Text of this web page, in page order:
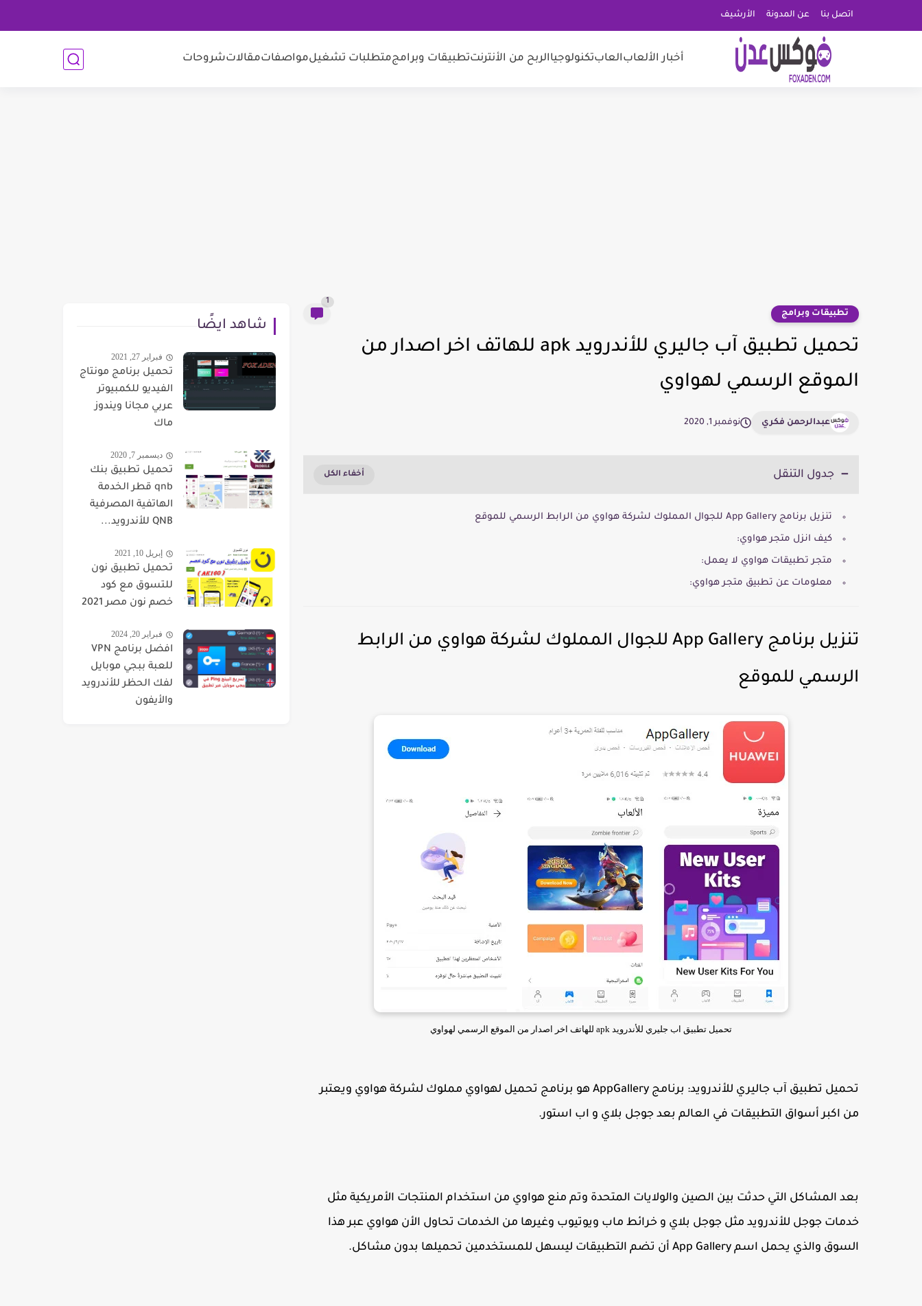
اتصل بنا عن المدونة الأرشيف
أخبار الألعابالعابتكنولوجياالربح من الأنترنتتطبيقات وبرامجمتطلبات تشغيلمواصفاتمقالاتشروحات
تطبيقات وبرامج
1
تحميل تطبيق آب جاليري للأندرويد apk للهاتف اخر اصدار من
الموقع الرسمي لهواوي
عبدالرحمن فكري نوفمبر 1, 2020
جدول التنقل
تنزيل برنامج App Gallery للجوال المملوك لشركة هواوي من الرابط الرسمي للموقع
كيف انزل متجر هواوي:
متجر تطبيقات هواوي لا يعمل:
معلومات عن تطبيق متجر هواوي:
تنزيل برنامج App Gallery للجوال المملوك لشركة هواوي من الرابط
الرسمي للموقع
تحميل تطبيق اب جليري للأندرويد apk للهاتف اخر اصدار من الموقع الرسمي لهواوي
تحميل تطبيق آب جاليري للأندرويد: برنامج AppGallery هو برنامج تحميل لهواوي مملوك لشركة هواوي ويعتبر
من اكبر أسواق التطبيقات في العالم بعد جوجل بلاي و اب استور.
بعد المشاكل التي حدثت بين الصين والولايات المتحدة وتم منع هواوي من استخدام المنتجات الأمريكية مثل
خدمات جوجل للأندرويد مثل جوجل بلاي و خرائط ماب ويوتيوب وغيرها من الخدمات تحاول الأن هواوي عبر هذا
السوق والذي يحمل اسم App Gallery أن تضم التطبيقات ليسهل للمستخدمين تحميلها بدون مشاكل.
شاهد ايضًا
فبراير 27, 2021
تحميل برنامج مونتاج
الفيديو للكمبيوتر
عربي مجانا ويندوز
ماك
ديسمبر 7, 2020
تحميل تطبيق بنك
qnb قطر الخدمة
الهاتفية المصرفية
QNB للأندرويد...
إبريل 10, 2021
تحميل تطبيق نون
للتسوق مع كود
خصم نون مصر 2021
فبراير 20, 2024
افضل برنامج VPN
للعبة ببجي موبايل
لفك الحظر للأندرويد
والأيفون